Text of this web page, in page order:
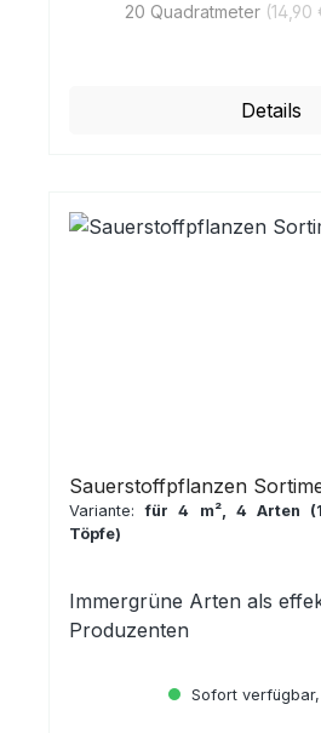
20 Quadratmeter (14,90
Details
Sauerstoffpflanzen
Variante:für 4 m², 4 Arten
Töpfe)
Immergrüne Arten als
Produzenten
Sofort